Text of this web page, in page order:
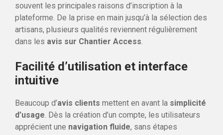
souvent les principales raisons d’inscription à la
plateforme. De la prise en main jusqu’à la sélection des
artisans, plusieurs qualités reviennent régulièrement
dans les avis sur Chantier Access.
Facilité d’utilisation et interface
intuitive
Beaucoup d’avis clients mettent en avant la simplicité
d’usage. Dès la création d’un compte, les utilisateurs
apprécient une navigation fluide, sans étapes